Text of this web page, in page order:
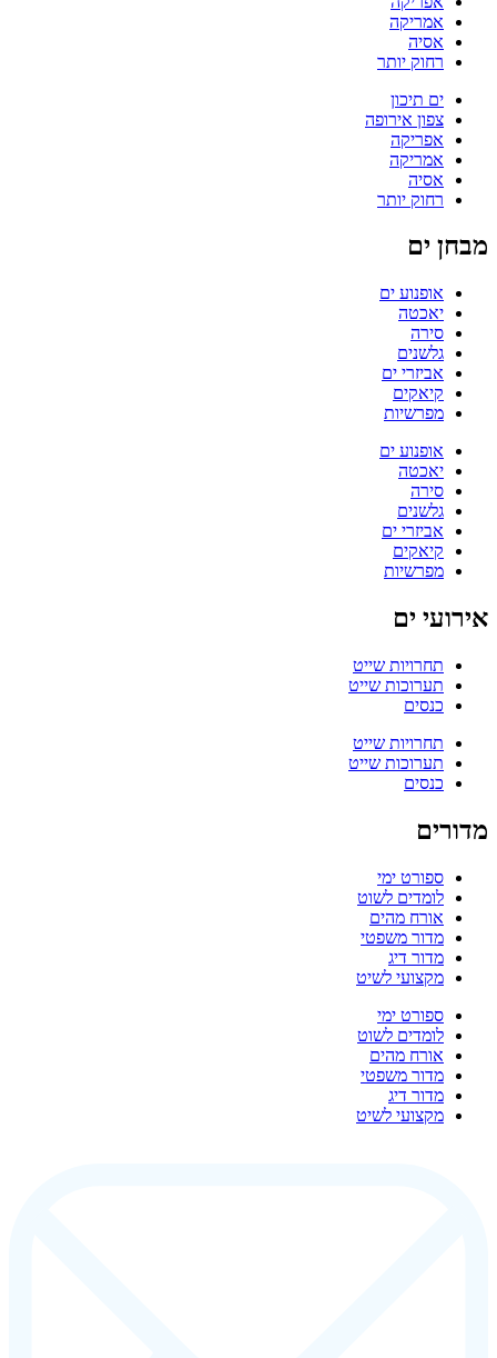
אמריקה
אסיה
רחוק יותר
ים תיכון
צפון אירופה
אפריקה
אמריקה
אסיה
רחוק יותר
מבחן ים
אופנוע ים
יאכטה
סירה
גלשנים
אביזרי ים
קיאקים
מפרשיות
אופנוע ים
יאכטה
סירה
גלשנים
אביזרי ים
קיאקים
מפרשיות
אירועי ים
תחרויות שייט
תערוכות שייט
כנסים
תחרויות שייט
תערוכות שייט
כנסים
מדורים
ספורט ימי
לומדים לשוט
אורח מהים
מדור משפטי
מדור דיג
מקצועי לשיט
ספורט ימי
לומדים לשוט
אורח מהים
מדור משפטי
מדור דיג
מקצועי לשיט